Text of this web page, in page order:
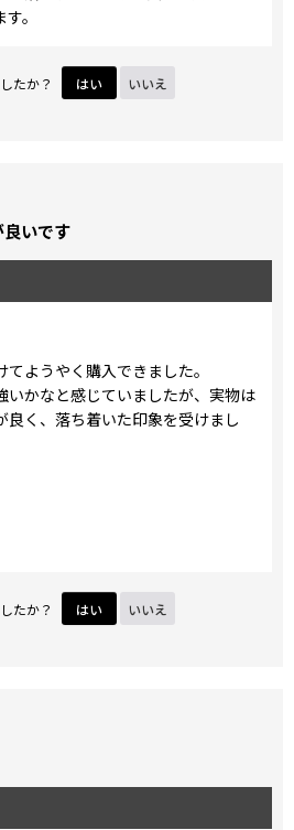
。
たか？ はい いいえ
いです
ようやく購入できました。
いかなと感じていましたが、実物は
良く、落ち着いた印象を受けまし
たか？ はい いいえ